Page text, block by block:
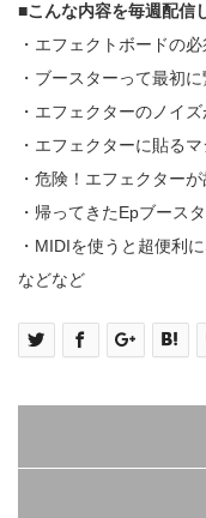
■こんな内容を毎週配信
・エフェクトボードの
・ブースターって最初
・エフェクターのノイ
・エフェクターに貼る
・危険！エフェクター
・帰ってきたEpブース
・MIDIを使うと超便利に
などなど